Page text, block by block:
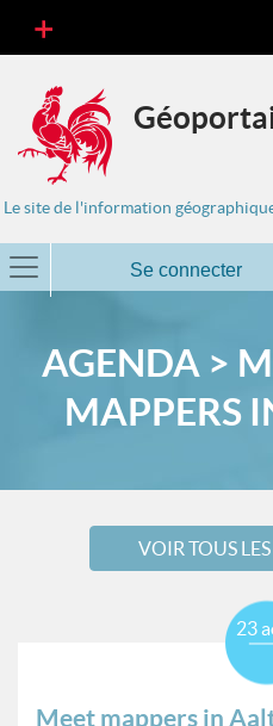
Le site de l'information
Se connecter
AGENDA >
MAPPERS
VOIR TOUS
Meet mappers in
23